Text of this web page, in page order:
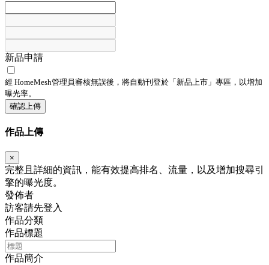
新品申請
經 HomeMesh管理員審核無誤後，將自動刊登於「 新品上市 」專區，以增加
曝光率。
確認上傳
作品上傳
×
完整且詳細的資訊，能有效提高排名、流量，以及增加搜尋引
擎的曝光度。
發佈者
訪客請先登入
作品分類
作品標題
作品簡介